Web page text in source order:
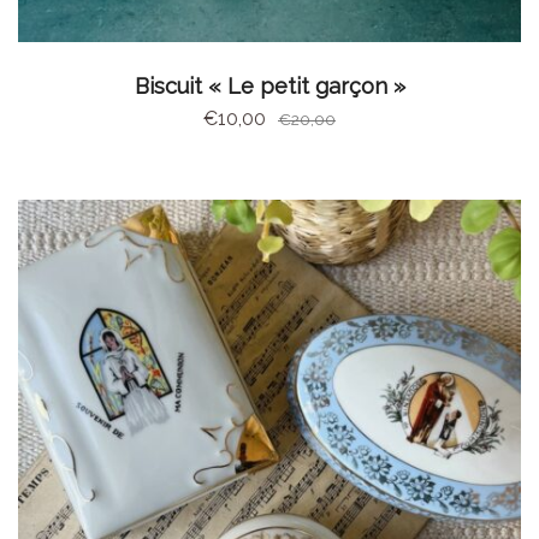
AJOUTER AU PANIER
Biscuit « Le petit garçon »
€20,00
€10,00